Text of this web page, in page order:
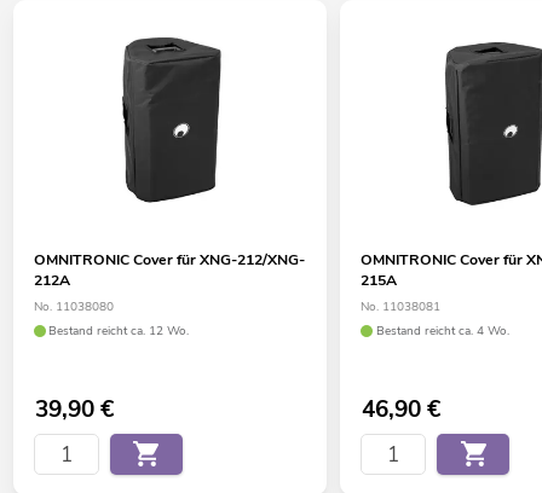
OMNITRONIC Cover für XNG-212/XNG-
212A
No. 11038080
Bestand reicht ca. 12 Wo.
39,90€
OMNITRONIC Cover für
215A
No. 11038081
Bestand reicht ca. 4 Wo.
46,90€